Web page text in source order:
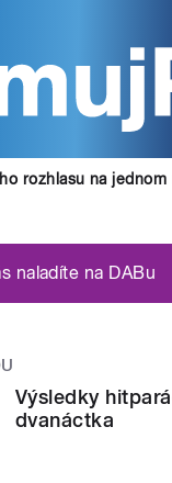
rozhlasu na jednom
naladíte na DABu
Výsledky
dvanáctka